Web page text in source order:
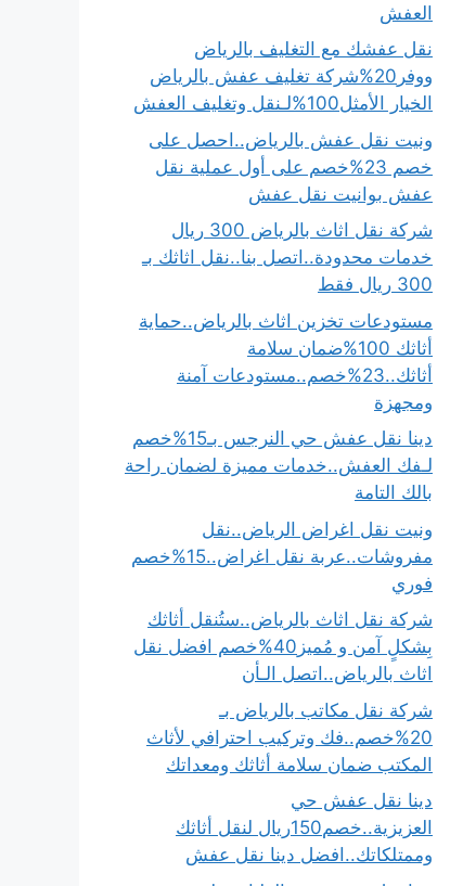
العفش
نقل عفشك مع التغليف بالرياض
ووفر20%شركة تغليف عفش بالرياض
الخيار الأمثل100%لـنقل وتغليف العفش
ونيت نقل عفش بالرياض..احصل على
خصم 23%خصم على أول عملية نقل
عفش بوانيت نقل عفش
شركة نقل اثاث بالرياض 300 ريال
خدمات محدودة..اتصل بنا..نقل اثاثك بـ
300 ريال فقط
مستودعات تخزين اثاث بالرياض..حماية
أثاثك 100%ضمان سلامة
أثاثك..23%خصم..مستودعات آمنة
ومجهزة
دينا نقل عفش حي النرجس بـ15%خصم
لـفك العفش..خدمات مميزة لضمان راحة
بالك التامة
ونيت نقل اغراض الرياض..نقل
مفروشات..عربة نقل اغراض..15%خصم
فوري
شركة نقل اثاث بالرياض..ستُنقل أثاثك
بِشكلٍ آمن و مُميز40%خصم افضل نقل
اثاث بالرياض..اتصل الـأن
شركة نقل مكاتب بالرياض بـ
20%خصم..فك وتركيب احترافي لأثاث
المكتب ضمان سلامة أثاثك ومعداتك
دينا نقل عفش حي
العزيزية..خصم150ريال لنقل أثاثك
وممتلكاتك..افضل دينا نقل عفش